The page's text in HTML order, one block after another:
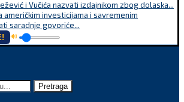
i Vučića nazvati izdajnikom zbog dolaska...
američkim investicijama i savremenim
saradnje govoriće...
🔊
Pretraga